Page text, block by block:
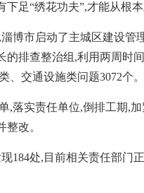
“绣花功夫”,才能从根本
市启动了主城区建设管
排查整治组,利用两周时
交通设施类问题3072个。
实责任单位,倒排工期,加
改。
处,目前相关责任部门